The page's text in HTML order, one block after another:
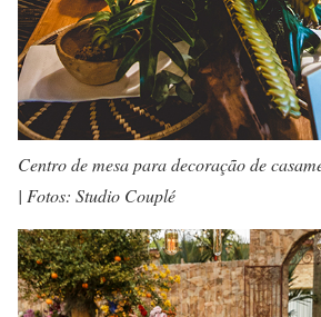
Centro de mesa para decoração de
| Fotos: Studio Couplé